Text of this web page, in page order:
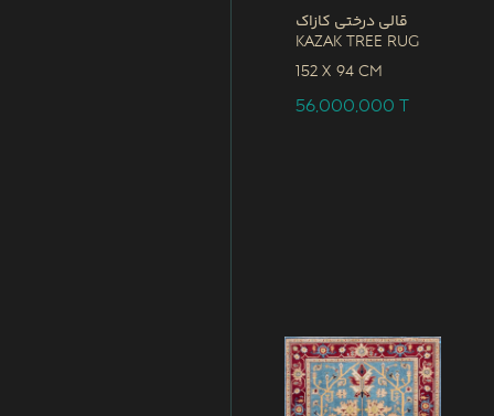
قالی درختی کازاک
Kazak Tree Rug
152 x 94 CM
56,000,000T